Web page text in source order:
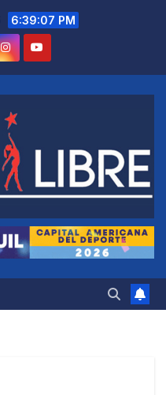
6:39:07 PM